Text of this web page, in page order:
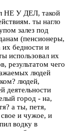
НЕ У ДЕЛ, такой
ты нагло
залез под
(пенсионеры,
бедности и
использовал их
результатом чего
людей
людей,
деятельности
город - на,
а ты, петя,
свое и чужое, и
водку в